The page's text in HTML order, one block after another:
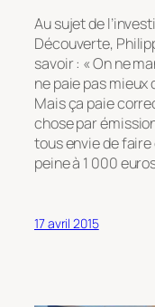
Au sujet de
Découverte,
savoir : « On ne
ne paie pas mieux
Mais ça paie
chose par
tous envie de faire
peine à 1 000
17 avril 2015